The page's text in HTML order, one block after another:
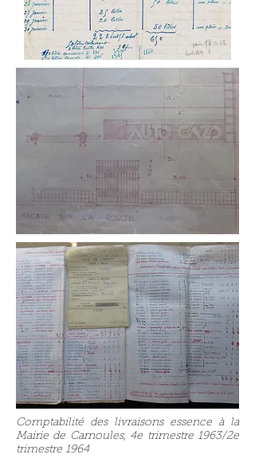
Comptabilité des livraisons essence à la
Mairie de Carnoules, 4e trimestre 1963/2e
trimestre 1964